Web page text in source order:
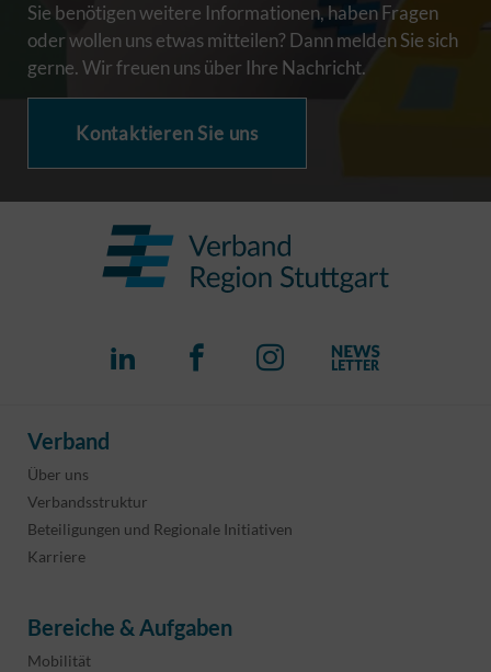
Sie benötigen weitere Informationen, haben Fragen
oder wollen uns etwas mitteilen? Dann melden Sie sich
gerne. Wir freuen uns über Ihre Nachricht.
Kontaktieren Sie uns
Verband
Über uns
Verbandsstruktur
Beteiligungen und Regionale Initiativen
Karriere
Bereiche & Aufgaben
Mobilität